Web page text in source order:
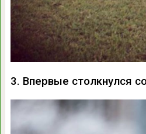
3. Впервые столкнулся